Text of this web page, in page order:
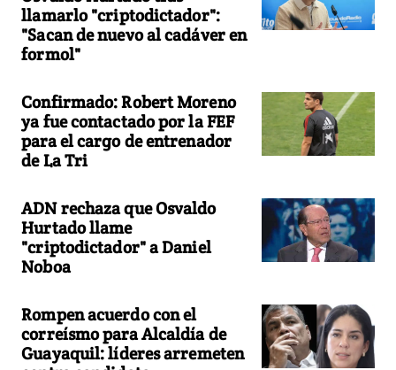
llamarlo "criptodictador":
"Sacan de nuevo al cadáver en
formol"
Confirmado: Robert Moreno
ya fue contactado por la FEF
para el cargo de entrenador
de La Tri
ADN rechaza que Osvaldo
Hurtado llame
"criptodictador" a Daniel
Noboa
Rompen acuerdo con el
correísmo para Alcaldía de
Guayaquil: líderes arremeten